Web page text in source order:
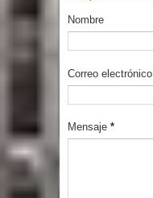
Nombre
Correo electrónico
Mensaje *